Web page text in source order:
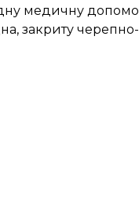
медичну
закриту